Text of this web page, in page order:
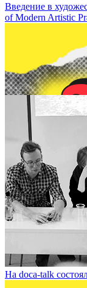
Введение в
of Modern Artistic
29 ноября –
На doca-talk